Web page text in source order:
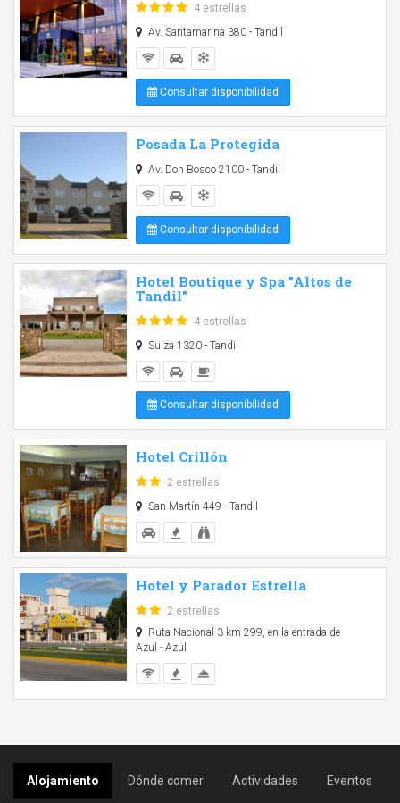
4 estrellas
Av. Santamarina 380 - Tandil
Consultar disponibilidad
Posada La Protegida
Av. Don Bosco 2100 - Tandil
Consultar disponibilidad
Hotel Boutique y Spa "Altos de
Tandil"
4 estrellas
Suiza 1320 - Tandil
Consultar disponibilidad
Hotel Crillón
2 estrellas
San Martín 449 - Tandil
Hotel y Parador Estrella
2 estrellas
Ruta Nacional 3 km 299, en la entrada de
Azul - Azul
Alojamiento Dónde comer Actividades Eventos